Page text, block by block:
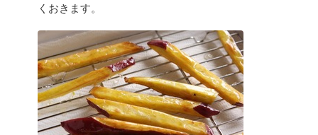
くおきます。